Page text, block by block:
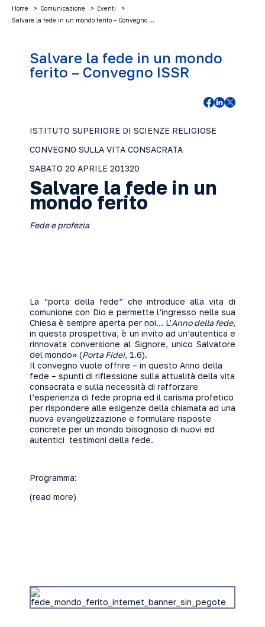
Home Comunicazione
Eventi
Salvare la fede in un mondo ferito – Convegno …
Salvare la fede in un mondo
ferito – Convegno ISSR
ISTITUTO SUPERIORE DI SCIENZE RELIGIOSE
CONVEGNO SULLA VITA CONSACRATA
SABATO 20 APRILE 201320
Salvare la fede in un
mondo ferito
Fede e profezia
La “porta della fede” che introduce alla vita di
comunione con Dio e permette l’ingresso nella sua
Chiesa è sempre aperta per noi… L’Anno della fede,
in questa prospettiva, è un invito ad un’autentica e
rinnovata conversione al Signore, unico Salvatore
del mondo» (Porta Fidei, 1.6).
Il convegno vuole offrire – in questo Anno della
fede – spunti di riflessione sulla attualità della vita
consacrata e sulla necessità di rafforzare
l’esperienza di fede propria ed il carisma profetico
per rispondere alle esigenze della chiamata ad una
nuova evangelizzazione e formulare risposte
concrete per un mondo bisognoso di nuovi ed
autentici testimoni della fede.
Programma:
(read more)